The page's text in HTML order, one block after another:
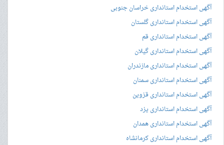
آگهی استخدام استانداری خراسان جنوبی
آگهی استخدام استانداری گلستان
آگهی استخدام استانداری قم
آگهی استخدام استانداری گیلان
آگهی استخدام استانداری مازندران
آگهی استخدام استانداری سمنان
آگهی استخدام استانداری قزوین
آگهی استخدام استانداری یزد
آگهی استخدام استانداری همدان
آگهی استخدام استانداری کرمانشاه